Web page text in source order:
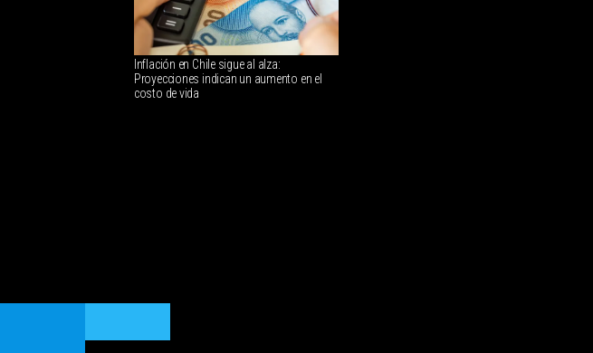
Inflación en Chile sigue al alza:
Proyecciones indican un aumento en el
costo de vida